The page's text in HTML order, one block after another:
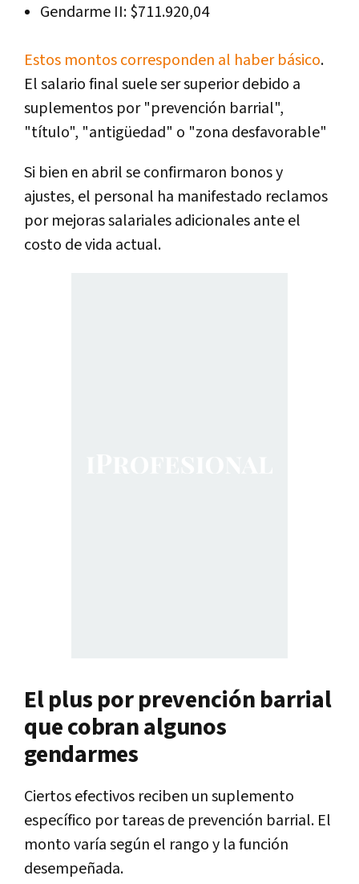
Gendarme II: $711.920,04
Estos montos corresponden al haber básico.
El salario final suele ser superior debido a
suplementos por "prevención barrial",
"título", "antigüedad" o "zona desfavorable"
Si bien en abril se confirmaron bonos y
ajustes, el personal ha manifestado reclamos
por mejoras salariales adicionales ante el
costo de vida actual.
El plus por prevención barrial
que cobran algunos
gendarmes
Ciertos efectivos reciben un suplemento
específico por tareas de prevención barrial. El
monto varía según el rango y la función
desempeñada.